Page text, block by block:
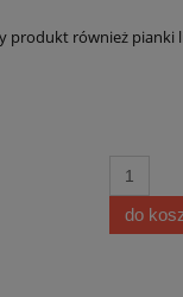
produkt również pianki
do